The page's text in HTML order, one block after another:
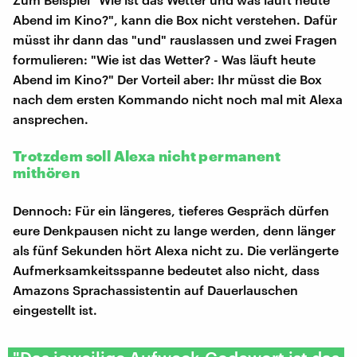
Abend im Kino?", kann die Box nicht verstehen. Dafür
müsst ihr dann das "und" rauslassen und zwei Fragen
formulieren: "Wie ist das Wetter? - Was läuft heute
Abend im Kino?" Der Vorteil aber: Ihr müsst die Box
nach dem ersten Kommando nicht noch mal mit Alexa
ansprechen.
Trotzdem soll Alexa nicht permanent
mithören
Dennoch: Für ein längeres, tieferes Gespräch dürfen
eure Denkpausen nicht zu lange werden, denn länger
als fünf Sekunden hört Alexa nicht zu. Die verlängerte
Aufmerksamkeitsspanne bedeutet also nicht, dass
Amazons Sprachassistentin auf Dauerlauschen
eingestellt ist.